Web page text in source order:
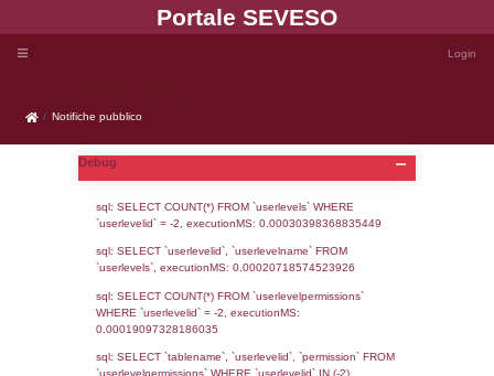
Portale
Notifiche pubblico
Notifiche pubblico
Debug
sql: SELECT COUNT(*) FROM `userlevels`